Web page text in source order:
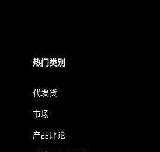
热门类别
代发货
市场
产品评论